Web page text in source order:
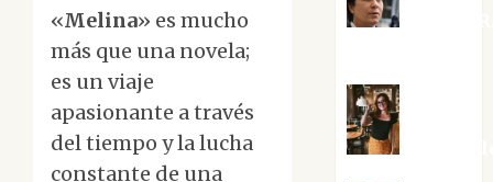
«Melina» es mucho
más que una novela;
es un viaje
apasionante a través
del tiempo y la lucha
constante de una